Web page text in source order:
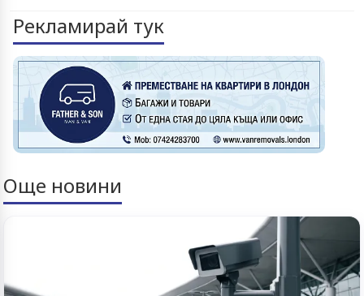
Рекламирай тук
Още новини